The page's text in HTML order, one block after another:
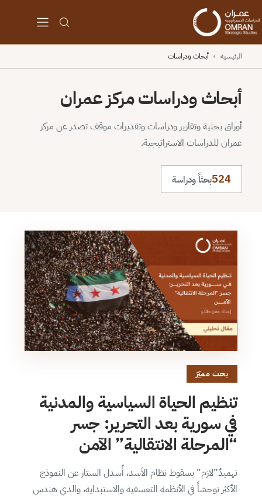
الرئيسية › أبحاث ودراسات
أبحاث ودراسات مركز عمران
أوراق بحثية وتقارير ودراسات وتقديرات موقف تصدر عن مركز
عمران للدراسات الاستراتيجية.
524بحثاً ودراسة
بحث مميّز
تنظيم الحياة السياسية والمدنية
في سورية بعد التحرير: جسر
“المرحلة الانتقالية” الآمن
تهميدٌ”لازم” بسقوط نظام الأسد، أُسدل الستار عن النموذج
الأكثر توحشاً في الأنظمة التعسفية والاستبداية، والذي هندس